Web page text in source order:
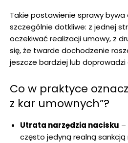
Takie postawienie sprawy
szczególnie dotkliwe: z jednej
oczekiwać realizacji umowy, z
się, że twarde dochodzenie
jeszcze bardziej lub doprowadzi
Co w praktyce
z kar umownych”?
Utrata narzędzia nacisku –
często jedyną realną